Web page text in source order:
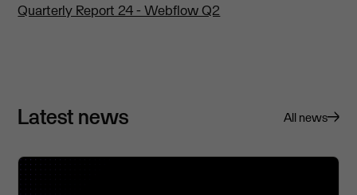
Quarterly Report 24 - Webflow Q2
Latest news All news